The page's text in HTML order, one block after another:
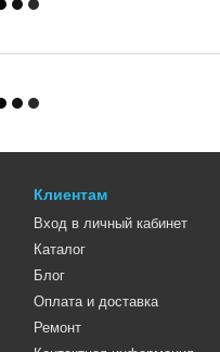
Клиентам
Вход в личный кабинет
Каталог
Блог
Оплата и доставка
Ремонт